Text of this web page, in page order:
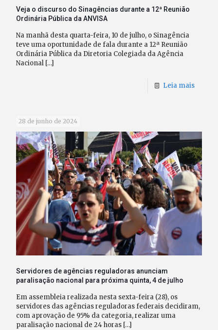
Veja o discurso do Sinagências durante a 12ª Reunião
Ordinária Pública da ANVISA
Na manhã desta quarta-feira, 10 de julho, o Sinagência
teve uma oportunidade de fala durante a 12ª Reunião
Ordinária Pública da Diretoria Colegiada da Agência
Nacional […]
Leia mais
28 de junho de 2024
Servidores de agências reguladoras anunciam
paralisação nacional para próxima quinta, 4 de julho
Em assembleia realizada nesta sexta-feira (28), os
servidores das agências reguladoras federais decidiram,
com aprovação de 95% da categoria, realizar uma
paralisação nacional de 24 horas […]